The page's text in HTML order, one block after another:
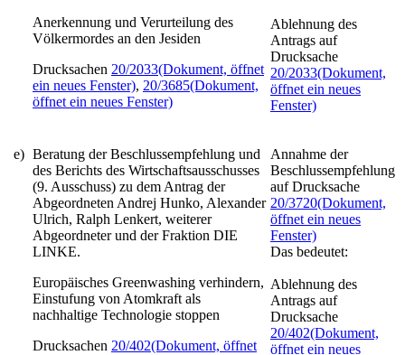
Anerkennung und Verurteilung des
Völkermordes an den Jesiden
Drucksachen 20/2033(Dokument, öffnet
ein neues Fenster), 20/3685(Dokument,
öffnet ein neues Fenster)
Ablehnung des
Antrags auf
Drucksache
20/2033(Dokument,
öffnet ein neues
Fenster)
e) Beratung der Beschlussempfehlung und
des Berichts des Wirtschaftsausschusses
(9. Ausschuss) zu dem Antrag der
Abgeordneten Andrej Hunko, Alexander
Ulrich, Ralph Lenkert, weiterer
Abgeordneter und der Fraktion DIE
LINKE.
Europäisches Greenwashing verhindern,
Einstufung von Atomkraft als
nachhaltige Technologie stoppen
Drucksachen 20/402(Dokument, öffnet
Annahme der
Beschlussempfehlung
auf Drucksache
20/3720(Dokument,
öffnet ein neues
Fenster)
Das bedeutet:
Ablehnung des
Antrags auf
Drucksache
20/402(Dokument,
öffnet ein neues